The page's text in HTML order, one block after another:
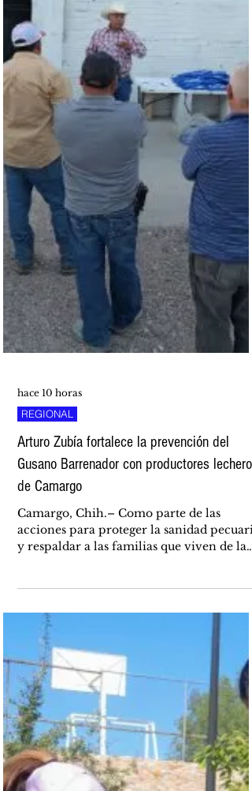
hace 10 horas
REGIONAL
Arturo Zubía fortalece la prevención del
de Camargo
Camargo, Chih.– Como parte de las
acciones para proteger la sanidad pecuaria
y respaldar a las familias que viven de la
producción de leche, el diputado del
Grupo Parlamentario del PAN, Arturo
Zubía Fernández, realizó la entrega de kits
de prevención contra el Gusano
Barrenador del Ganado a productores
lecheros en el Centro de Acopio de Leche
El Mimbres, en la comunidad de Altavista,
así como en la quesería Cassidy's, donde